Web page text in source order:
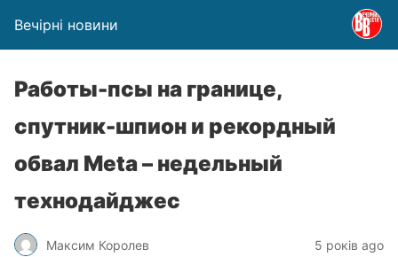
Вечірні новини
Работы-псы на границе,
спутник-шпион и рекордный
обвал Meta – недельный
технодайджес
Максим Королев 5 років ago